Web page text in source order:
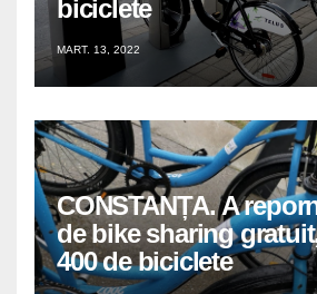
biciclete
MART. 13, 2022
CONSTANȚA. A
de bike sharing
400 de biciclete